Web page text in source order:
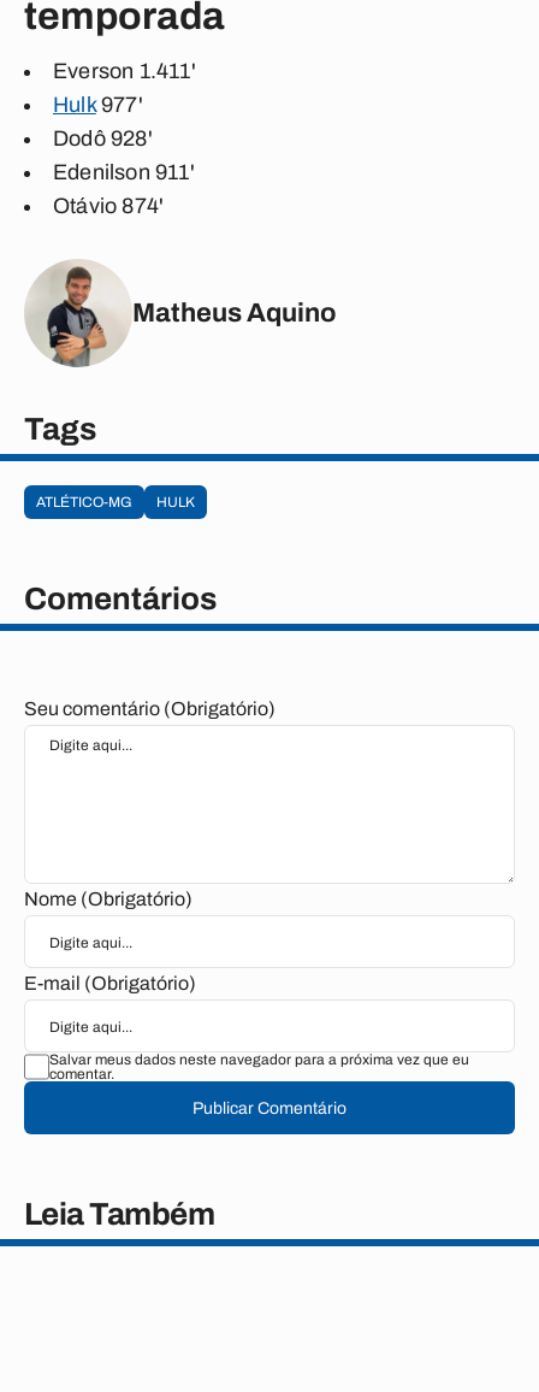
temporada
Everson 1.411'
Hulk977'
Dodô 928'
Edenilson 911'
Otávio 874'
Matheus Aquino
Tags
ATLÉTICO-MG HULK
Comentários
Seu comentário (Obrigatório)
Nome (Obrigatório)
E-mail (Obrigatório)
Salvar meus dados neste navegador para a próxima vez que eu
comentar.
Publicar Comentário
Leia Também